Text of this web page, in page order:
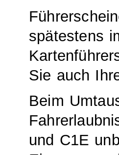
spätestens
Sie auch
Beim
und C1E